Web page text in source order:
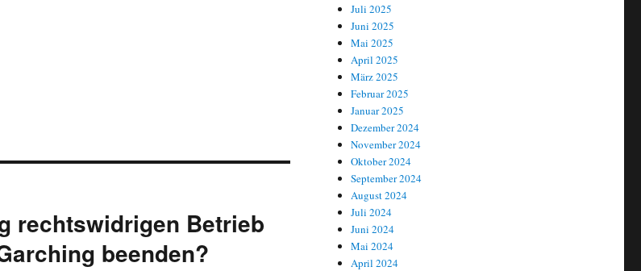
rechtswidrigen Betrieb
beenden?
Juli 2025
Juni 2025
Mai 2025
April 2025
März 2025
Februar 2025
Januar 2025
Dezember 2024
November 2024
Oktober 2024
September 2024
August 2024
Juli 2024
Juni 2024
Mai 2024
April 2024